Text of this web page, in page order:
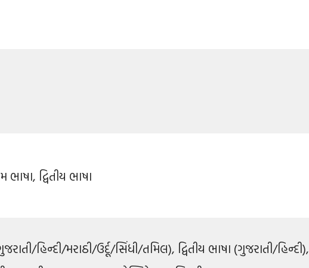
ભાષા, દ્વિતીય ભાષા
હિન્દી/મરાઠી/ઉર્દૂ/સિંધી/તમિલ), દ્વિતીય ભાષા (ગુજરાતી/હિન્દી),